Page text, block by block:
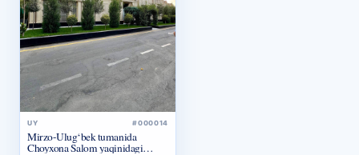
UY #000014
Mirzo-Ulug‘bek tumanida
Choyxona Salom yaqinidagi